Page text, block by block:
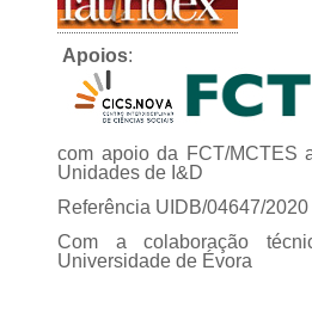
Apoios:
com apoio da FCT/MCTES
Unidades de I&D
Referência UIDB/04647/2020
Com a colaboração
Universidade de Évora